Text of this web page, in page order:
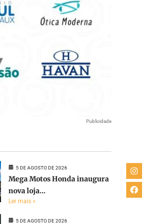
Publicidade
5 DE AGOSTO DE 2026
Mega Motos Honda inaugura
nova loja...
Ler mais »
5 DE AGOSTO DE 2026